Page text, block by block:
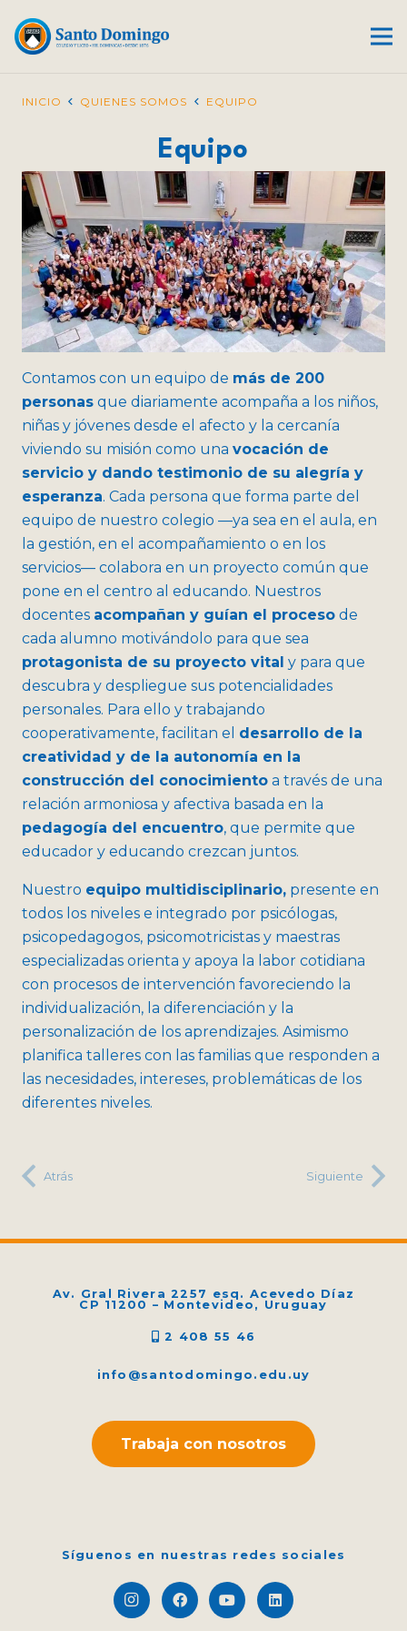
INICIO QUIENES SOMOS EQUIPO
Equipo
Contamos con un equipo de más de 200
personas que diariamente acompaña a los niños,
niñas y jóvenes desde el afecto y la cercanía
viviendo su misión como una vocación de
servicio y dando testimonio de su alegría y
esperanza. Cada persona que forma parte del
equipo de nuestro colegio —ya sea en el aula, en
la gestión, en el acompañamiento o en los
servicios— colabora en un proyecto común que
pone en el centro al educando. Nuestros
docentes acompañan y guían el proceso de
cada alumno motivándolo para que sea
protagonista de su proyecto vital y para que
descubra y despliegue sus potencialidades
personales. Para ello y trabajando
cooperativamente, facilitan el desarrollo de la
creatividad y de la autonomía en la
construcción del conocimiento a través de una
relación armoniosa y afectiva basada en la
pedagogía del encuentro, que permite que
educador y educando crezcan juntos.
Nuestro equipo multidisciplinario, presente en
todos los niveles e integrado por psicólogas,
psicopedagogos, psicomotricistas y maestras
especializadas orienta y apoya la labor cotidiana
con procesos de intervención favoreciendo la
individualización, la diferenciación y la
personalización de los aprendizajes. Asimismo
planifica talleres con las familias que responden a
las necesidades, intereses, problemáticas de los
diferentes niveles.
Atrás Siguiente
Av. Gral Rivera 2257 esq. Acevedo Díaz
CP 11200 – Montevideo, Uruguay
2 408 55 46
info@santodomingo.edu.uy
Trabaja con nosotros
Síguenos en nuestras redes sociales